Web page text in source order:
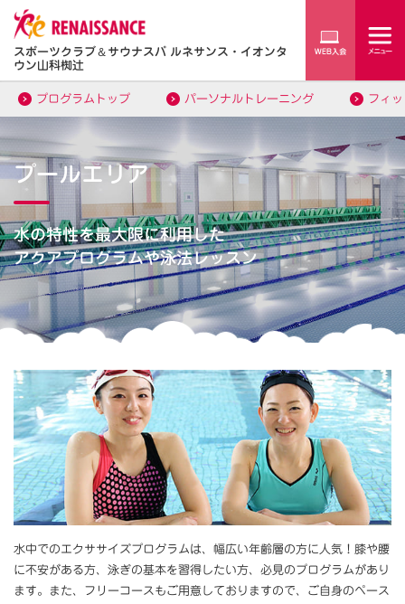
スポーツクラブ＆サウナスパ ルネサンス・イオンタ
ウン山科椥辻
プログラムトップ パーソナルトレーニング フィ
プールエリア
水の特性を最大限に利用した
アクアプログラムや泳法レッスン
水中でのエクササイズプログラムは、幅広い年齢層の方に人気！膝や腰
に不安がある方、泳ぎの基本を習得したい方、必見のプログラムがあり
ます。また、フリーコースもご用意しておりますので、ご自身のペース